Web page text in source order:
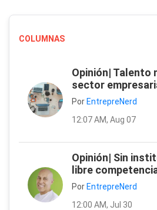
COLUMNAS
Opinión| Talento
sector
Por EntrepreNerd
12:07 AM, Aug 07
Opinión| Sin
libre
Por EntrepreNerd
12:00 AM, Jul 30